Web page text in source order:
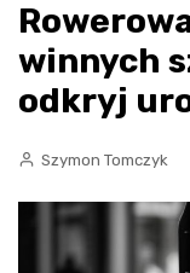
winnych
odkryj
Szymon Tomczyk